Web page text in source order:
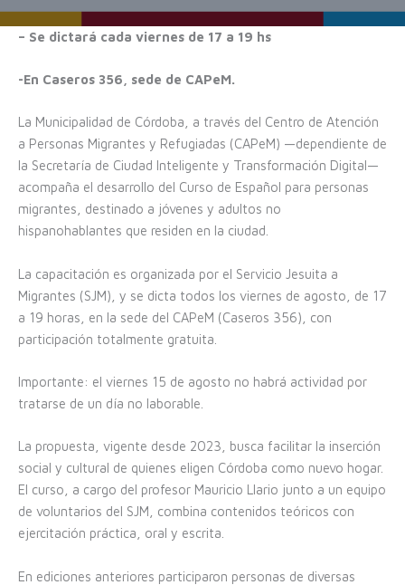
– Se dictará cada viernes de 17 a 19 hs
-En Caseros 356, sede de CAPeM.
La Municipalidad de Córdoba, a través del Centro de Atención
a Personas Migrantes y Refugiadas (CAPeM) —dependiente de
la Secretaría de Ciudad Inteligente y Transformación Digital—
acompaña el desarrollo del Curso de Español para personas
migrantes, destinado a jóvenes y adultos no
hispanohablantes que residen en la ciudad.
La capacitación es organizada por el Servicio Jesuita a
Migrantes (SJM), y se dicta todos los viernes de agosto, de 17
a 19 horas, en la sede del CAPeM (Caseros 356), con
participación totalmente gratuita.
Importante: el viernes 15 de agosto no habrá actividad por
tratarse de un día no laborable.
La propuesta, vigente desde 2023, busca facilitar la inserción
social y cultural de quienes eligen Córdoba como nuevo hogar.
El curso, a cargo del profesor Mauricio Llario junto a un equipo
de voluntarios del SJM, combina contenidos teóricos con
ejercitación práctica, oral y escrita.
En ediciones anteriores participaron personas de diversas